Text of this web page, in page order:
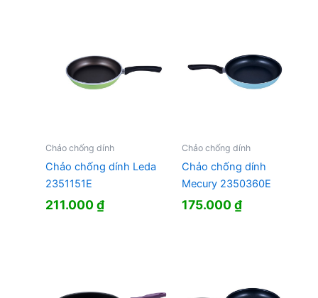
Chảo chống dính
Chảo chống dính Leda
2351151E
211.000₫
Chảo chống dính
Chảo chống dính
Mecury 2350360E
175.000₫